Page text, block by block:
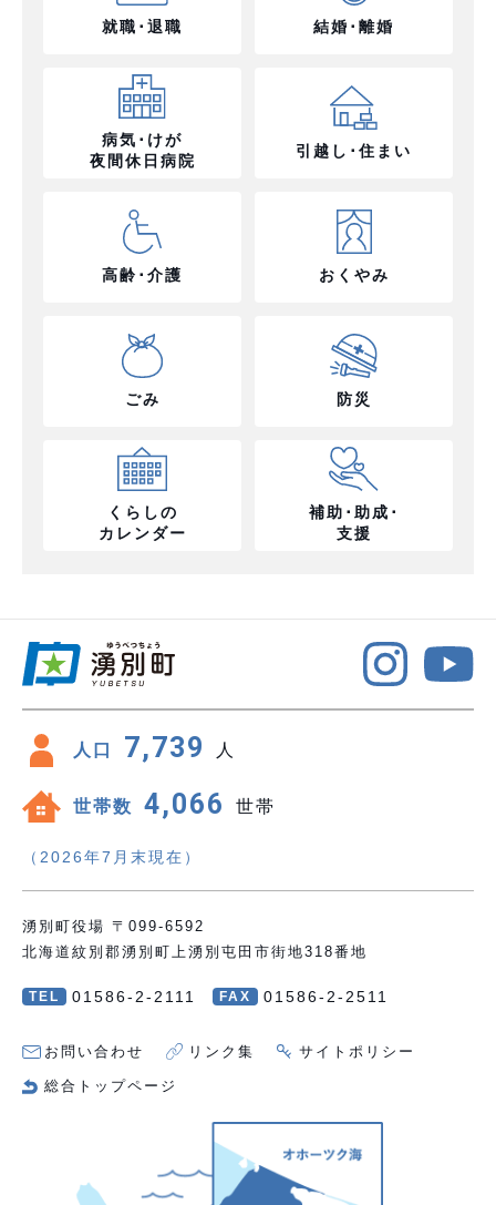
就職･退職 結婚･離婚
病気･けが
夜間休日病院
引越し･住まい
高齢･介護 おくやみ
ごみ 防災
くらしの
カレンダー
補助･助成･
支援
人口 7,739 人
世帯数 4,066 世帯
（2026年7月末現在）
湧別町役場 〒099-6592
北海道紋別郡湧別町上湧別屯田市街地318番地
TEL 01586-2-2111 FAX 01586-2-2511
お問い合わせ リンク集 サイトポリシー
総合トップページ